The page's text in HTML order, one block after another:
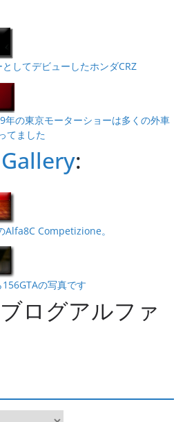
してデビューしたホンダCRZ
年の東京モーターショーは多くの外車
てました
:
Alfa8C Competizione。
の写真です
ログアルファ